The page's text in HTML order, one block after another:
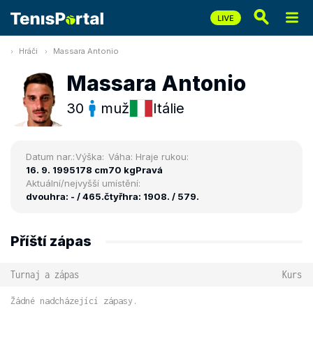
Hráči Massara Antonio
Massara Antonio
30 muž Itálie
Datum nar.:
16. 9. 1995
Výška:
178 cm
Váha:
70 kg
Hraje rukou:
Pravá
Aktuální/nejvyšší umístění:
dvouhra: - / 465.čtyřhra: 1908. / 579.
Příští zápas
Turnaj a zápas Kurs
Žádné nadcházející zápasy.